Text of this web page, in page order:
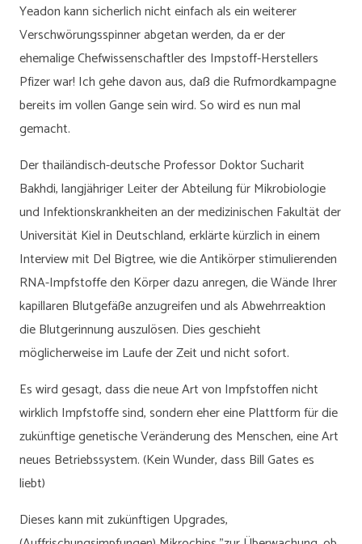
Yeadon kann sicherlich nicht einfach als ein weiterer
Verschwörungsspinner abgetan werden, da er der
ehemalige Chefwissenschaftler des Impstoff-Herstellers
Pfizer war! Ich gehe davon aus, daß die Rufmordkampagne
bereits im vollen Gange sein wird. So wird es nun mal
gemacht.
Der thailändisch-deutsche Professor Doktor Sucharit
Bakhdi, langjähriger Leiter der Abteilung für Mikrobiologie
und Infektionskrankheiten an der medizinischen Fakultät der
Universität Kiel in Deutschland, erklärte kürzlich in einem
Interview mit Del Bigtree, wie die Antikörper stimulierenden
RNA-Impfstoffe den Körper dazu anregen, die Wände Ihrer
kapillaren Blutgefäße anzugreifen und als Abwehrreaktion
die Blutgerinnung auszulösen. Dies geschieht
möglicherweise im Laufe der Zeit und nicht sofort.
Es wird gesagt, dass die neue Art von Impfstoffen nicht
wirklich Impfstoffe sind, sondern eher eine Plattform für die
zukünftige genetische Veränderung des Menschen, eine Art
neues Betriebssystem. (Kein Wunder, dass Bill Gates es
liebt)
Dieses kann mit zukünftigen Upgrades,